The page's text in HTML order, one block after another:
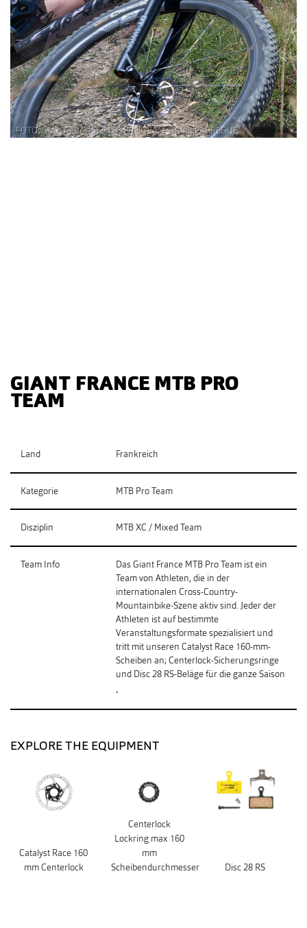
FOTO: GIANT FRANCE MTB PRO TEAM ©RemiFABREGUE
GIANT FRANCE MTB PRO
TEAM
Land Frankreich
Kategorie MTB Pro Team
Disziplin MTB XC / Mixed Team
Team Info
Das Giant France MTB Pro Team ist ein
Team von Athleten, die in der
internationalen Cross-Country-
Mountainbike-Szene aktiv sind. Jeder der
Athleten ist auf bestimmte
Veranstaltungsformate spezialisiert und
tritt mit unseren Catalyst Race 160-mm-
Scheiben an; Centerlock-Sicherungsringe
und Disc 28 RS-Beläge für die ganze Saison
.
EXPLORE THE EQUIPMENT
Catalyst Race 160
mm Centerlock
Centerlock
Lockring max 160
mm
Scheibendurchmesser
Disc 28 RS